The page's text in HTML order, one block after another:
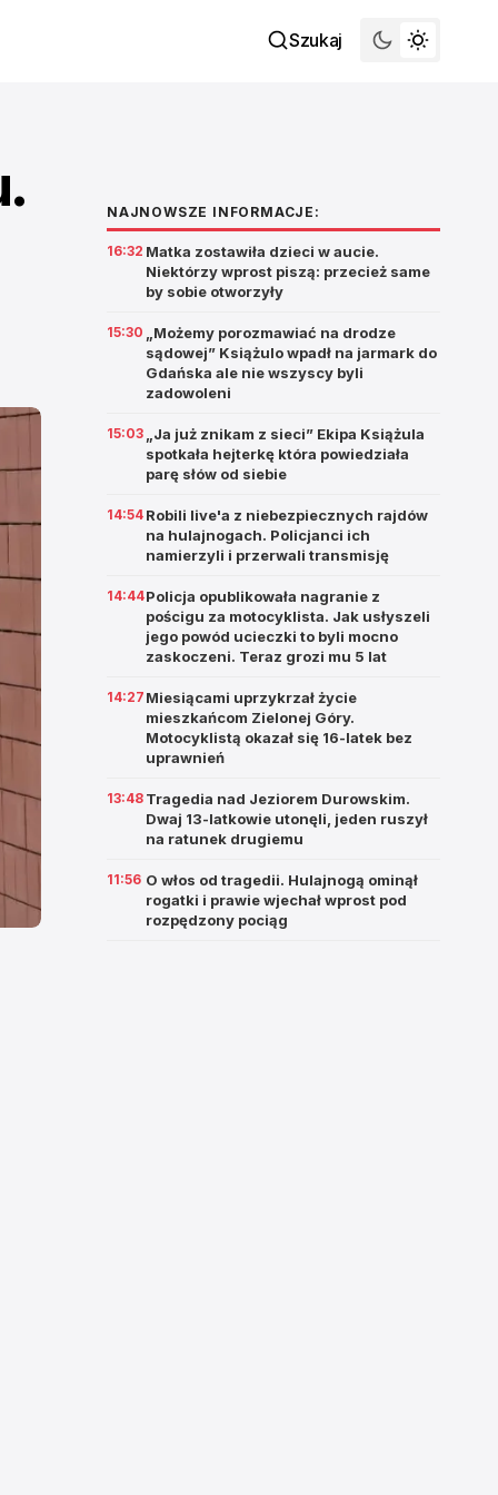
Szukaj
NAJNOWSZE INFORMACJE:
16:32 Matka zostawiła dzieci w aucie.
Niektórzy wprost piszą: przecież same
by sobie otworzyły
15:30
„Możemy porozmawiać na drodze
sądowej” Książulo wpadł na jarmark do
Gdańska ale nie wszyscy byli
zadowoleni
15:03
„Ja już znikam z sieci” Ekipa Książula
spotkała hejterkę która powiedziała
parę słów od siebie
14:54 Robili live'a z niebezpiecznych rajdów
na hulajnogach. Policjanci ich
namierzyli i przerwali transmisję
14:44Policja opublikowała nagranie z
pościgu za motocyklista. Jak usłyszeli
jego powód ucieczki to byli mocno
zaskoczeni. Teraz grozi mu 5 lat
14:27 Miesiącami uprzykrzał życie
mieszkańcom Zielonej Góry.
Motocyklistą okazał się 16-latek bez
uprawnień
13:48 Tragedia nad Jeziorem Durowskim.
Dwaj 13-latkowie utonęli, jeden ruszył
na ratunek drugiemu
11:56 O włos od tragedii. Hulajnogą ominął
rogatki i prawie wjechał wprost pod
rozpędzony pociąg